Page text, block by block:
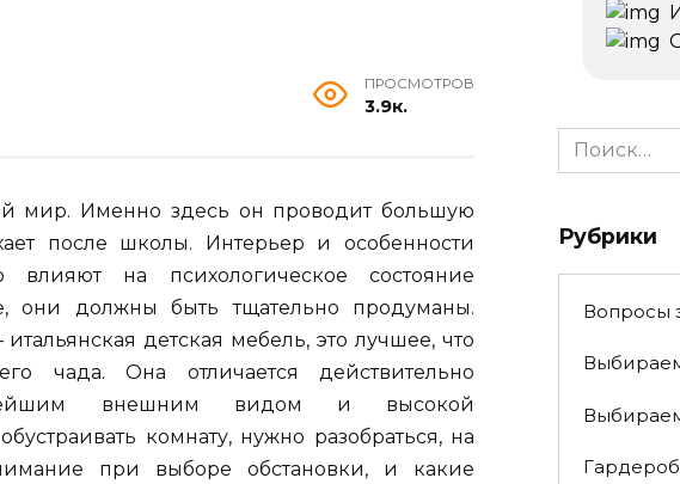
ПРОСМОТРОВ
3.9к.
мир. Именно здесь он проводит большую
после школы. Интерьер и особенности
на психологическое состояние
они должны быть тщательно продуманы.
детская мебель, это лучшее, что
чада. Она отличается действительно
внешним видом и высокой
комнату, нужно разобраться, на
при выборе обстановки, и какие
Search
for:
Рубрики
Вопросы